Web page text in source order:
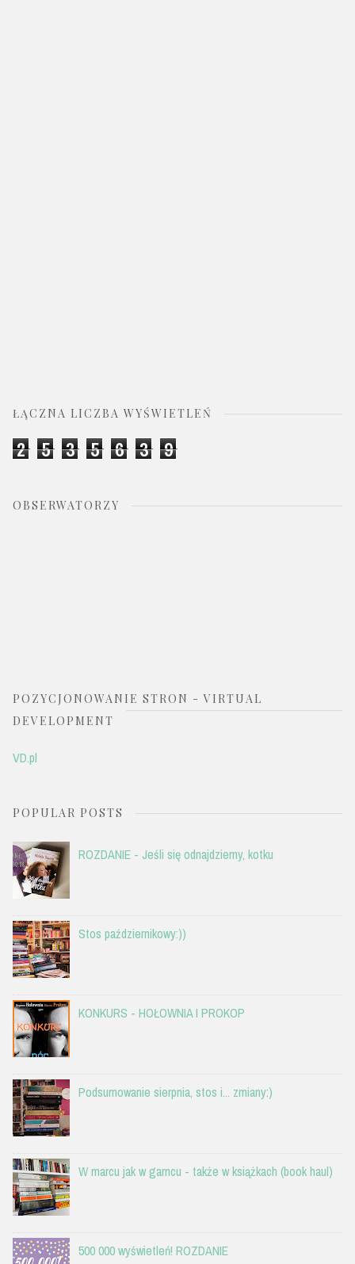
ŁĄCZNA LICZBA WYŚWIETLEŃ
2 5 3 5 6 3 9
OBSERWATORZY
POZYCJONOWANIE STRON - VIRTUAL
DEVELOPMENT
VD.pl
POPULAR POSTS
ROZDANIE - Jeśli się odnajdziemy, kotku
Stos październikowy:))
KONKURS - HOŁOWNIA I PROKOP
Podsumowanie sierpnia, stos i... zmiany:)
W marcu jak w garncu - także w książkach (book haul)
500 000 wyświetleń! ROZDANIE